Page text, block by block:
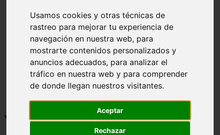
Usamos cookies y otras técnicas de
rastreo para mejorar tu experiencia de
navegación en nuestra web, para
mostrarte contenidos personalizados y
anuncios adecuados, para analizar el
tráfico en nuestra web y para comprender
de donde llegan nuestros visitantes.
Aceptar
Rechazar
carmen
category
gijon
lanzarote
live
monumentos
naturaleza
san
Viajes a la Patagonia